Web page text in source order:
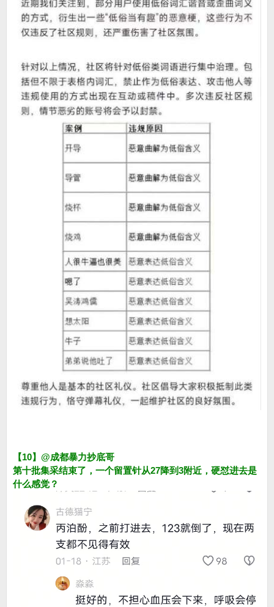
【10】@成都暴力抄底哥
第十批集采结束了，一个留置针从27降到3附近，硬怼进去是
什么感觉？